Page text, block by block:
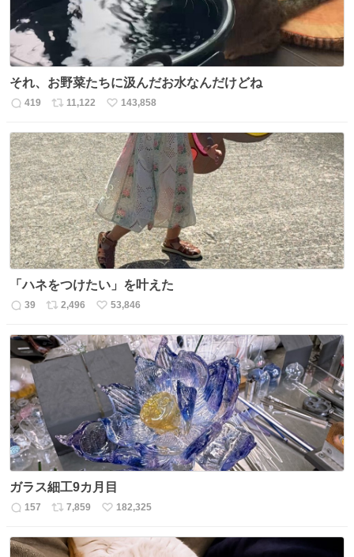
それ、お野菜たちに汲んだお水なんだけどね
返
数
419
リ
ス
ト
数
11,122
い
ね
数
143,858
「ハネをつけたい」を叶えた
返
数
39
リ
ス
ト
2,496
い
ね
53,846
ガラス細工9カ月目
返
数
157
リ
ス
7,859
い
ね
182,325